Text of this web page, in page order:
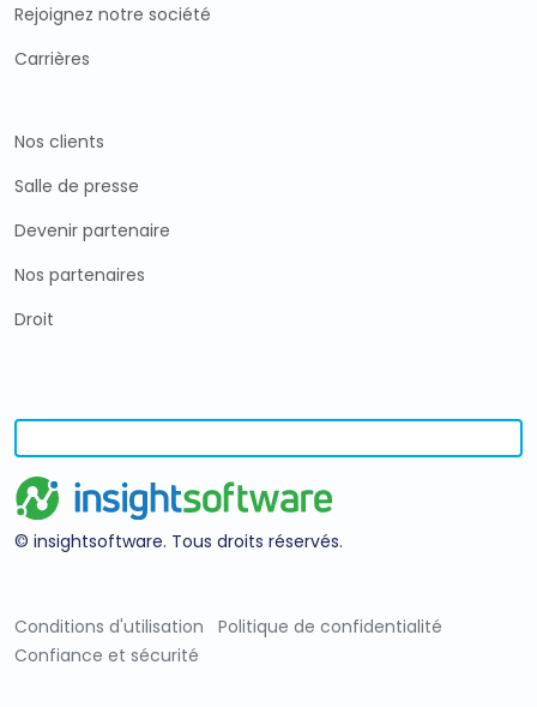
Rejoignez notre société
Carrières
Nos clients
Salle de presse
Devenir partenaire
Nos partenaires
Droit
© insightsoftware. Tous droits réservés.
Conditions d'utilisation
Politique de confidentialité
Confiance et sécurité